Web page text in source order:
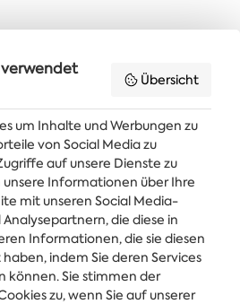
Nachrichten und Angebote direkt in Ihren
Posteingang
ABONNIEREN
verwendet
Übersicht
um Inhalte und Werbungen zu
von Social Media zu
auf unsere Dienste zu
unsere Informationen über Ihre
mit unseren Social Media-
die diese in
Informationen, die sie diesen
indem Sie deren Services
können. Sie stimmen der
zu, wenn Sie auf unserer